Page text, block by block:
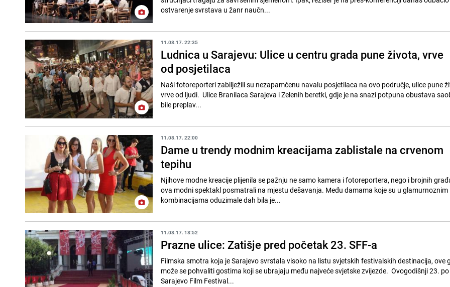
ostvarenje svrstava u žanr naučn...
11.08.17. 22:35
Ludnica u Sarajevu: Ulice u centru grada pune života, vrve
od posjetilaca
Naši fotoreporteri zabilježili su nezapamćenu navalu posjetilaca na ovo područje, ulice pune
vrve od ljudi. Ulice Branilaca Sarajeva i Zelenih beretki, gdje je na snazi potpuna obustava
bile preplav...
11.08.17. 22:00
Dame u trendy modnim kreacijama zablistale na crvenom
tepihu
Njihove modne kreacije plijenila se pažnju ne samo kamera i fotoreportera, nego i brojnih
ova modni spektakl posmatrali na mjestu dešavanja. Među damama koje su u glamurnoznim
kombinacijama oduzimale dah bila je...
11.08.17. 18:52
Prazne ulice: Zatišje pred početak 23. SFF-a
Filmska smotra koja je Sarajevo svrstala visoko na listu svjetskih festivalskih destinacija, ove
može se pohvaliti gostima koji se ubrajaju među najveće svjetske zvijezde. Ovogodišnji 23.
Sarajevo Film Festival...